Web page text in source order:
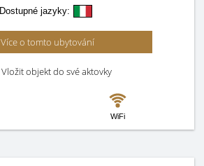
Dostupné jazyky:
Více o tomto ubytování
Vložit objekt do své aktovky
WiFi